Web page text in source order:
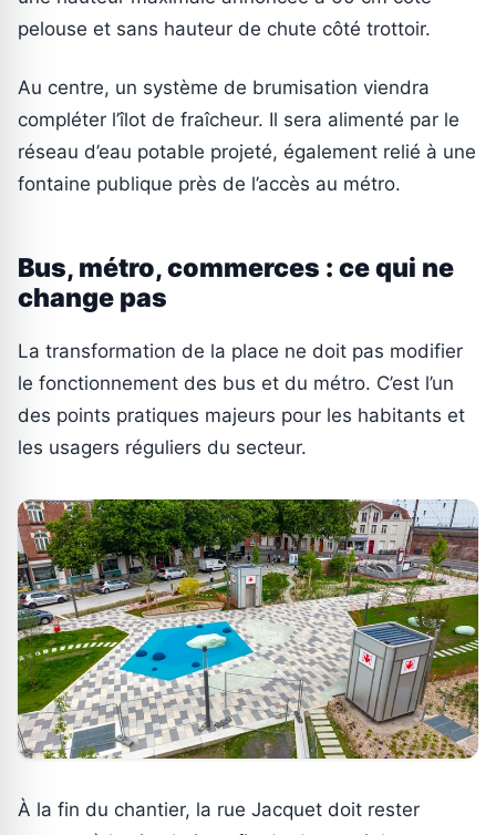
pelouse et sans hauteur de chute côté trottoir.
Au centre, un système de brumisation viendra
compléter l’îlot de fraîcheur. Il sera alimenté par le
réseau d’eau potable projeté, également relié à une
fontaine publique près de l’accès au métro.
Bus, métro, commerces : ce qui ne
change pas
La transformation de la place ne doit pas modifier
le fonctionnement des bus et du métro. C’est l’un
des points pratiques majeurs pour les habitants et
les usagers réguliers du secteur.
À la fin du chantier, la rue Jacquet doit rester